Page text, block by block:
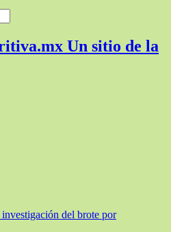
Un sitio de la
del brote por